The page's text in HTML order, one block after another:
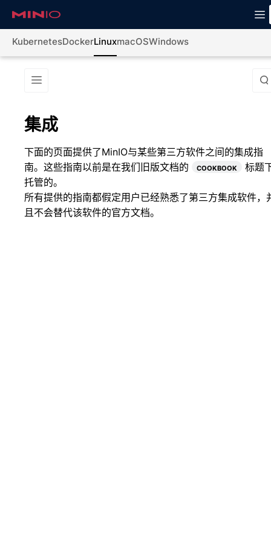
KubernetesDockerLinuxmacOSWindows
集成
下面的页面提供了MinIO与某些第三方软件之间的集成指
南。这些指南以前是在我们旧版文档的
cookbook
标题
托管的。
所有提供的指南都假定用户已经熟悉了第三方集成软件，
且不会替代该软件的官方文档。